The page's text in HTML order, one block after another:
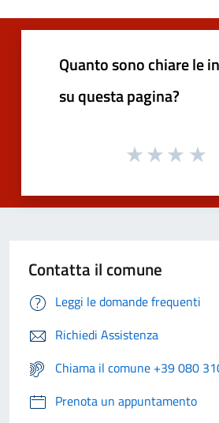
Quanto sono chiare le
su questa pagina?
Contatta il comune
Leggi le domande frequenti
Richiedi Assistenza
Chiama il comune +39 080
Prenota un appuntamento